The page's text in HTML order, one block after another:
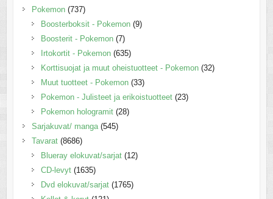
Pokemon (737)
Boosterboksit - Pokemon (9)
Boosterit - Pokemon (7)
Irtokortit - Pokemon (635)
Korttisuojat ja muut oheistuotteet - Pokemon (32)
Muut tuotteet - Pokemon (33)
Pokemon - Julisteet ja erikoistuotteet (23)
Pokemon hologramit (28)
Sarjakuvat/ manga (545)
Tavarat (8686)
Blueray elokuvat/sarjat (12)
CD-levyt (1635)
Dvd elokuvat/sarjat (1765)